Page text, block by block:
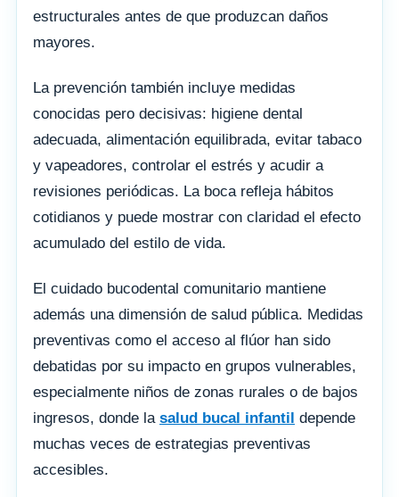
estructurales antes de que produzcan daños
mayores.
La prevención también incluye medidas
conocidas pero decisivas: higiene dental
adecuada, alimentación equilibrada, evitar tabaco
y vapeadores, controlar el estrés y acudir a
revisiones periódicas. La boca refleja hábitos
cotidianos y puede mostrar con claridad el efecto
acumulado del estilo de vida.
El cuidado bucodental comunitario mantiene
además una dimensión de salud pública. Medidas
preventivas como el acceso al flúor han sido
debatidas por su impacto en grupos vulnerables,
especialmente niños de zonas rurales o de bajos
ingresos, donde la salud bucal infantil depende
muchas veces de estrategias preventivas
accesibles.